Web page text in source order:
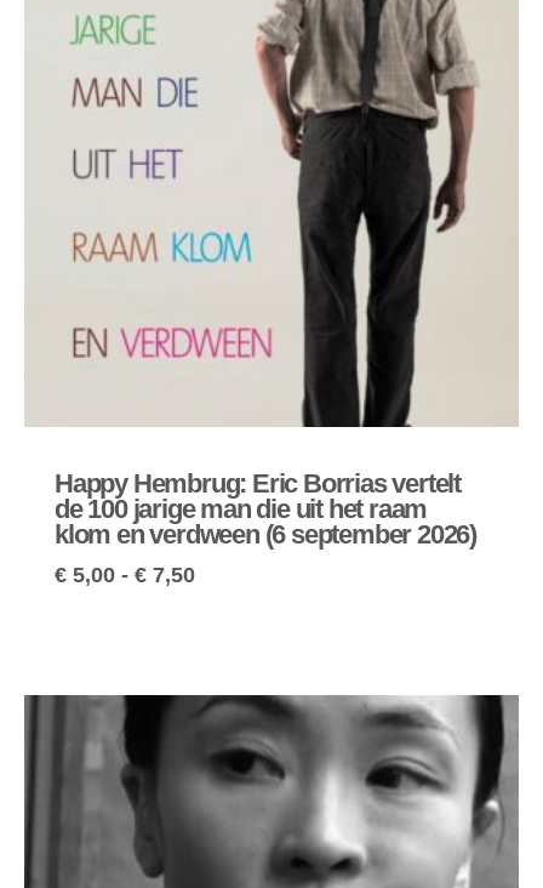
Happy Hembrug: Eric Borrias vertelt
de 100 jarige man die uit het raam
klom en verdween (6 september 2026)
€ 5,00 - € 7,50
Prijsklasse:
€ 25,00
tot
€ 65,00